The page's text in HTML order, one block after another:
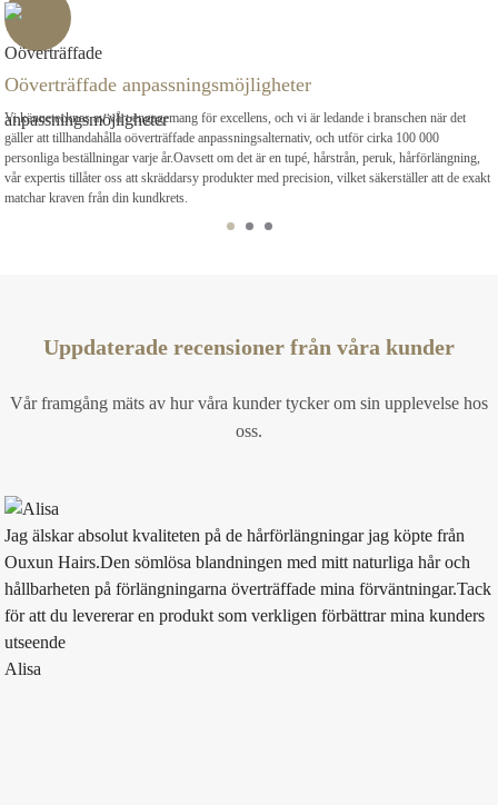
Oöverträffade anpassningsmöjligheter
Vi kännetecknas av vårt engagemang för excellens, och vi är ledande i branschen när det
gäller att tillhandahålla oöverträffade anpassningsalternativ, och utför cirka 100 000
personliga beställningar varje år.Oavsett om det är en tupé, hårstrån, peruk, hårförlängning,
vår expertis tillåter oss att skräddarsy produkter med precision, vilket säkerställer att de exakt
matchar kraven från din kundkrets.
Uppdaterade recensioner från våra kunder
Vår framgång mäts av hur våra kunder tycker om sin upplevelse hos
oss.
Jag älskar absolut kvaliteten på de hårförlängningar jag köpte från
Ouxun Hairs.Den sömlösa blandningen med mitt naturliga hår och
hållbarheten på förlängningarna överträffade mina förväntningar.Tack
för att du levererar en produkt som verkligen förbättrar mina kunders
utseende
Alisa